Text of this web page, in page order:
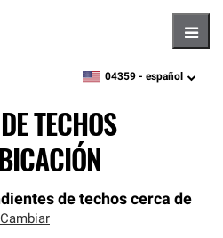
zipcode,language
04359 - español
TECHOS
de techos cerca de
Cambiar